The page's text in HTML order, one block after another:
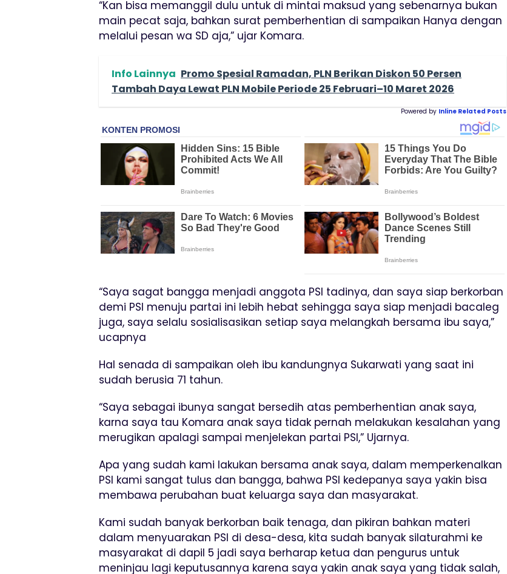
“Kan bisa memanggil dulu untuk di mintai maksud yang sebenarnya bukan
main pecat saja, bahkan surat pemberhentian di sampaikan Hanya dengan
melalui pesan wa SD aja,” ujar Komara.
Info Lainnya Promo Spesial Ramadan, PLN Berikan Diskon 50 Persen
Tambah Daya Lewat PLN Mobile Periode 25 Februari–10 Maret 2026
Powered by Inline Related Posts
“Saya sagat bangga menjadi anggota PSI tadinya, dan saya siap berkorban
demi PSI menuju partai ini lebih hebat sehingga saya siap menjadi bacaleg
juga, saya selalu sosialisasikan setiap saya melangkah bersama ibu saya,”
ucapnya
Hal senada di sampaikan oleh ibu kandungnya Sukarwati yang saat ini
sudah berusia 71 tahun.
“Saya sebagai ibunya sangat bersedih atas pemberhentian anak saya,
karna saya tau Komara anak saya tidak pernah melakukan kesalahan yang
merugikan apalagi sampai menjelekan partai PSI,” Ujarnya.
Apa yang sudah kami lakukan bersama anak saya, dalam memperkenalkan
PSI kami sangat tulus dan bangga, bahwa PSI kedepanya saya yakin bisa
membawa perubahan buat keluarga saya dan masyarakat.
Kami sudah banyak berkorban baik tenaga, dan pikiran bahkan materi
dalam menyuarakan PSI di desa-desa, kita sudah banyak silaturahmi ke
masyarakat di dapil 5 jadi saya berharap ketua dan pengurus untuk
meninjau lagi keputusannya karena saya yakin anak saya yang tidak salah,